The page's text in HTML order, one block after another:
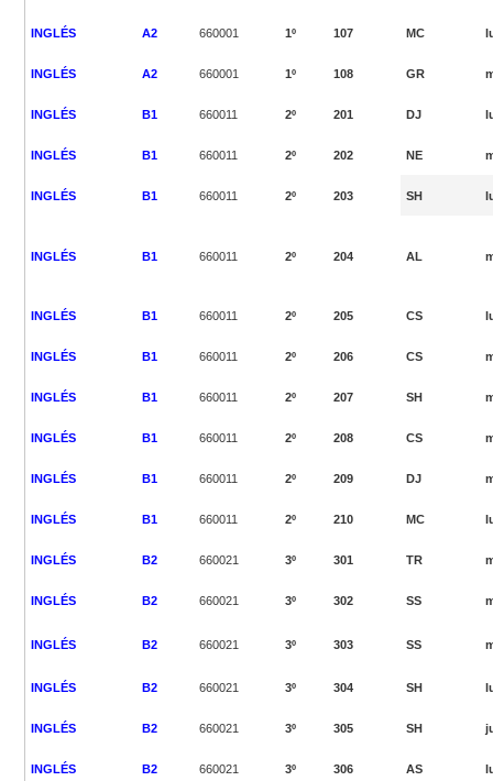
INGLÉS A2 660001 1º 107 MC
INGLÉS A2 660001 1º 108 GR
INGLÉS B1 660011 2º 201 DJ
INGLÉS B1 660011 2º 202 NE
INGLÉS B1 660011 2º 203 SH
INGLÉS B1 660011 2º 204 AL
INGLÉS B1 660011 2º 205 CS
INGLÉS B1 660011 2º 206 CS
INGLÉS B1 660011 2º 207 SH
INGLÉS B1 660011 2º 208 CS
INGLÉS B1 660011 2º 209 DJ
INGLÉS B1 660011 2º 210 MC
INGLÉS B2 660021 3º 301 TR
INGLÉS B2 660021 3º 302 SS
INGLÉS B2 660021 3º 303 SS
INGLÉS B2 660021 3º 304 SH
INGLÉS B2 660021 3º 305 SH
INGLÉS B2 660021 3º 306 AS